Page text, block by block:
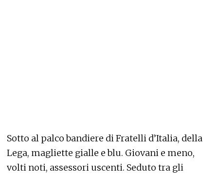
Sotto al palco bandiere di Fratelli d’Italia, della
Lega, magliette gialle e blu. Giovani e meno,
volti noti, assessori uscenti. Seduto tra gli